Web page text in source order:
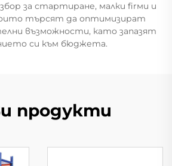
за стартиране, малки firми и
търсят да оптимизират
възможности, като запазят
си към бюджета.
продукти